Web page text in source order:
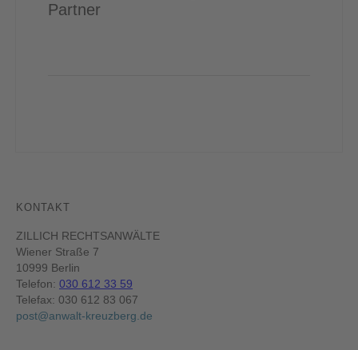
Partner
KONTAKT
ZILLICH RECHTSANWÄLTE
Wiener Straße 7
10999 Berlin
Telefon: 030 612 33 59
Telefax: 030 612 83 067
post@anwalt-kreuzberg.de